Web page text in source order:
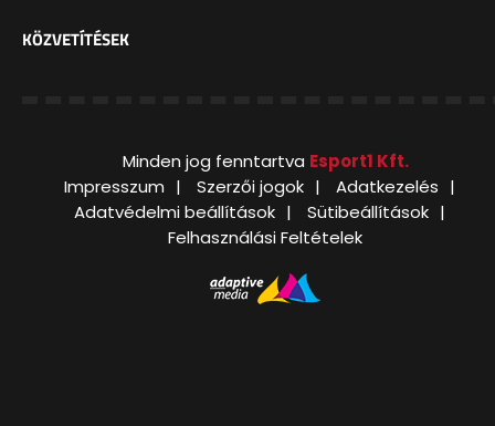
KÖZVETÍTÉSEK
Minden jog fenntartva Esport1 Kft.
Impresszum
Szerzői jogok
Adatkezelés
Adatvédelmi beállítások
Sütibeállítások
Felhasználási Feltételek